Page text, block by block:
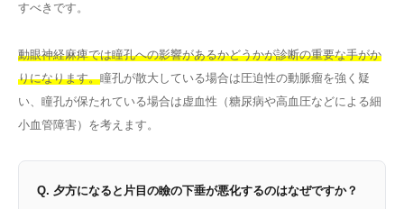
すべきです。
動眼神経麻痺では瞳孔への影響があるかどうかが診断の重要な手がか
りになります。瞳孔が散大している場合は圧迫性の動脈瘤を強く疑
い、瞳孔が保たれている場合は虚血性（糖尿病や高血圧などによる細
小血管障害）を考えます。
Q. 夕方になると片目の瞼の下垂が悪化するのはなぜですか？